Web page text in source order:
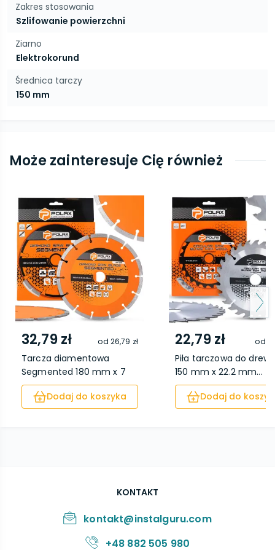
Zakres stosowania
Szlifowanie powierzchni
Ziarno
Elektrokorund
Średnica tarczy
150 mm
Może zainteresuje Cię również
32,79 zł od 26,79 zł
Tarcza diamentowa
Segmented 180 mm x 7
m...
Dodaj do koszyka
22,79 zł od
Piła tarczowa do
150 mm x 22.2 mm...
Dodaj do
KONTAKT
kontakt@instalguru.com
+48 882 505 980